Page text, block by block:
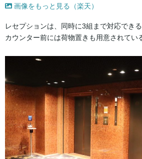
画像をもっと見る（楽天）
レセプションは、同時に3組まで対応でき
カウンター前には荷物置きも用意されてい